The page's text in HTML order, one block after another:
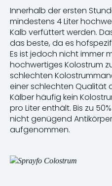
Innerhalb der ersten
mindestens 4 Liter
Kalb verfüttert werden.
das beste, da es
Es ist jedoch nicht immer
hochwertiges Kolostrum
schlechten
einer schlechten Qualität
Kälber häufig kein
pro Liter enthält. Bis zu
nicht genügend
aufgenommen.